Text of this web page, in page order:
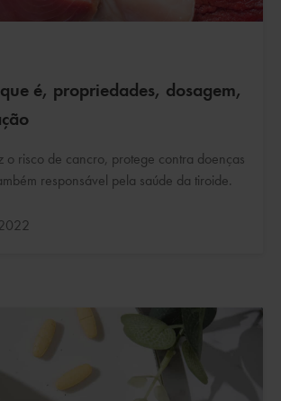
é, propriedades, dosagem,
o risco de cancro, protege contra doenças
responsável pela saúde da tiroide.